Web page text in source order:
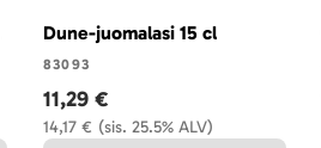
Dune-juomalasi 15 cl
83093
(sis. 25.5% ALV)
14,17 €
11,29 €